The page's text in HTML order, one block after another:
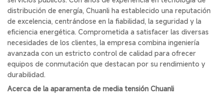
distribución de energía, Chuanli ha establecido una reputación
de excelencia, centrándose en la fiabilidad, la seguridad y la
eficiencia energética. Comprometida a satisfacer las diversas
necesidades de los clientes, la empresa combina ingeniería
avanzada con un estricto control de calidad para ofrecer
equipos de conmutación que destacan por su rendimiento y
durabilidad.
Acerca de la aparamenta de media tensión Chuanli